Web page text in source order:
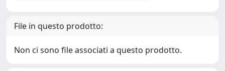
File in questo prodotto:
Non ci sono file associati a questo prodotto.